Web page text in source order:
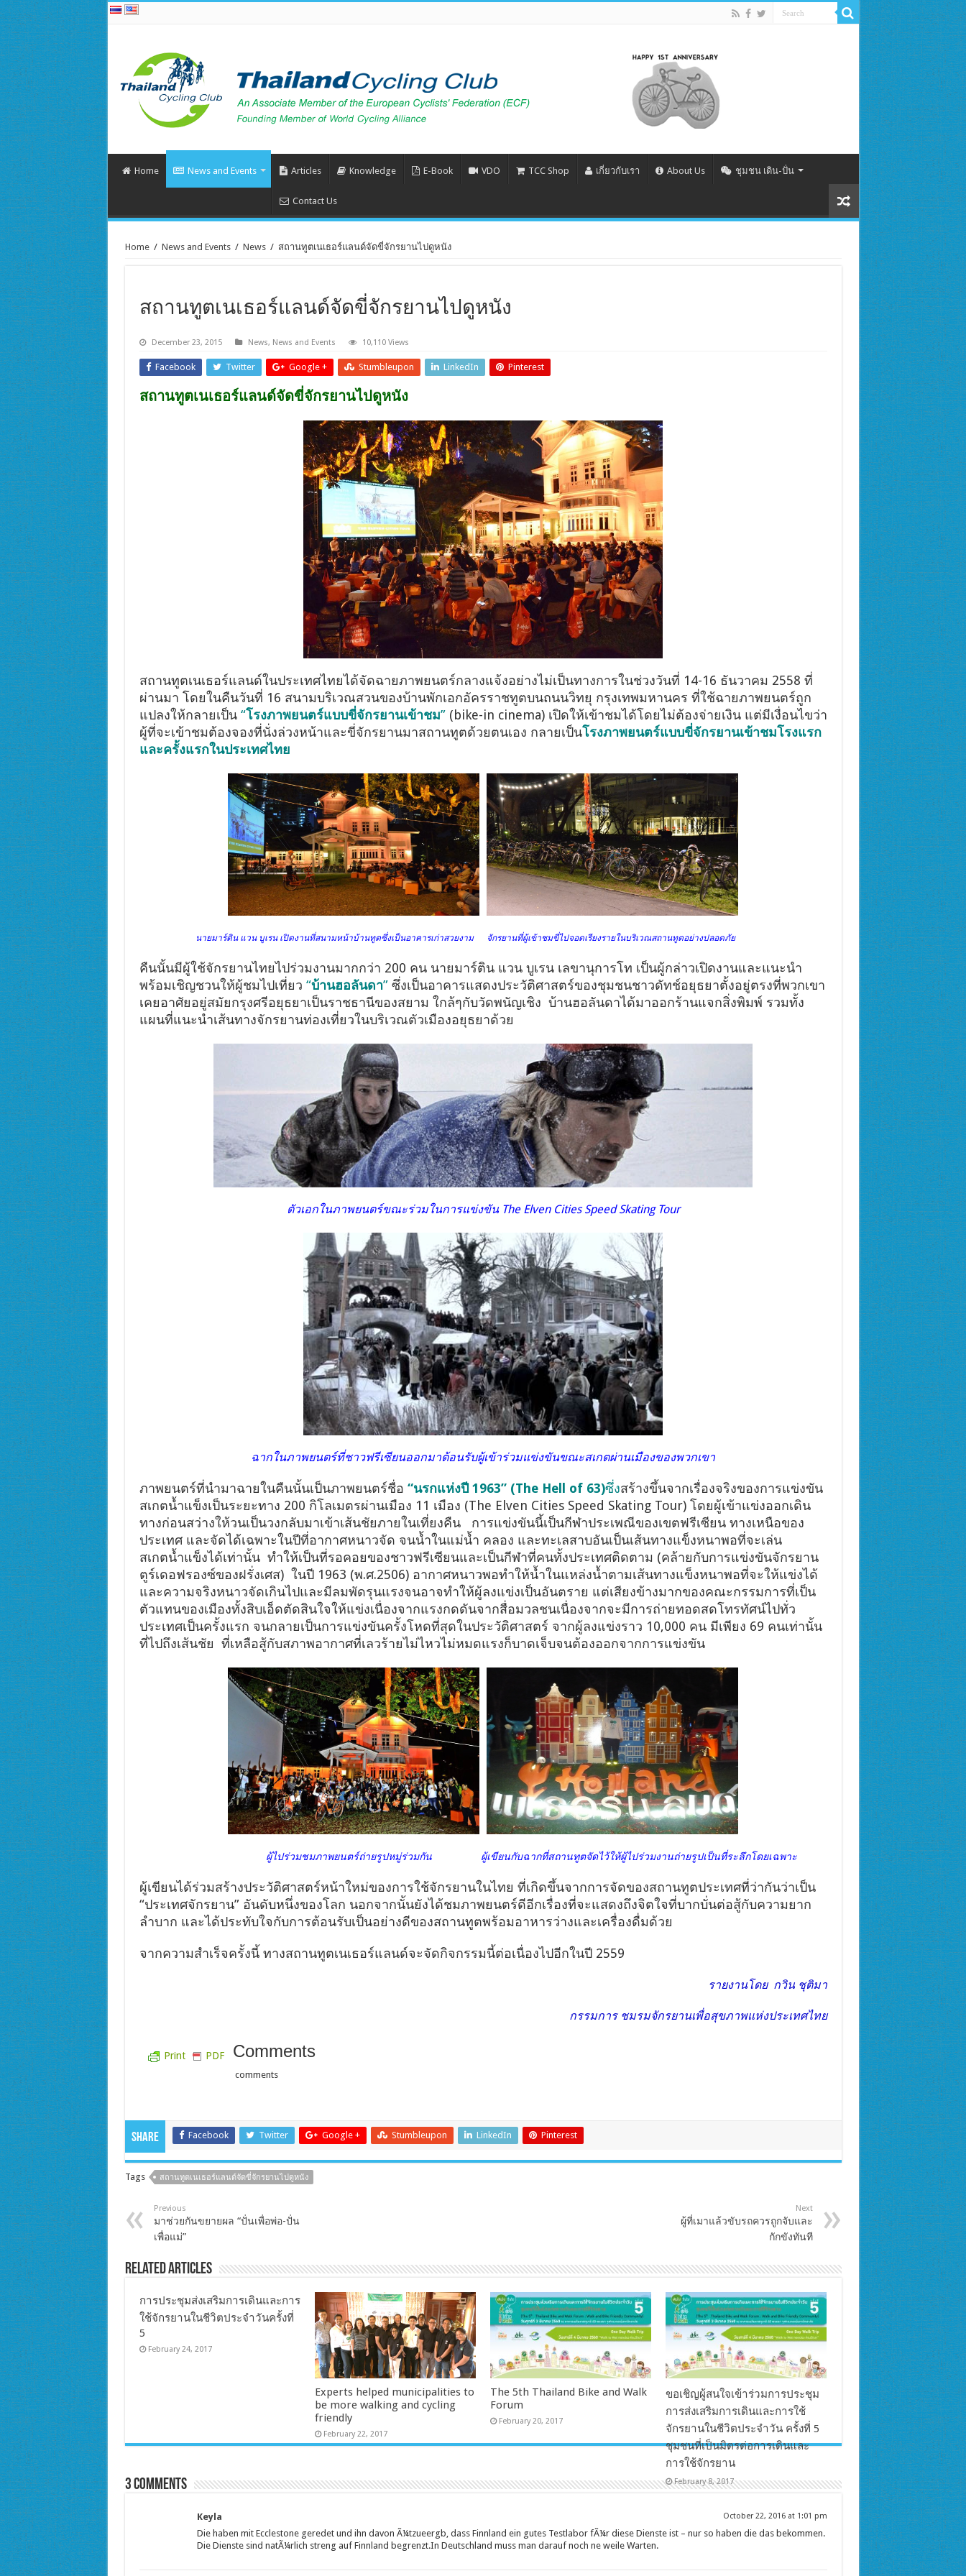
Home News and Events Articles Knowledge E-Book VDO TCC Shop เกี่ยวกับเรา About Us ชุมชน เดิน-ปั่น
Contact Us
Home / News and Events / News / สถานทูตเนเธอร์แลนด์จัดขี่จักรยานไปดูหนัง
สถานทูตเนเธอร์แลนด์จัดขี่จักรยานไปดูหนัง
December 23, 2015 News, News and Events 10,110 Views
Facebook Twitter Google + Stumbleupon LinkedIn Pinterest
สถานทูตเนเธอร์แลนด์จัดขี่จักรยานไปดูหนัง
สถานทูตเนเธอร์แลนด์ในประเทศไทยได้จัดฉายภาพยนตร์กลางแจ้งอย่างไม่เป็นทางการในช่วงวันที่ 14-16 ธันวาคม 2558 ที่
ผ่านมา โดยในคืนวันที่ 16 สนามบริเวณสวนของบ้านพักเอกอัครราชทูตบนถนนวิทยุ กรุงเทพมหานคร ที่ใช้ฉายภาพยนตร์ถูก
แปลงให้กลายเป็น “โรงภาพยนตร์แบบขี่จักรยานเข้าชม”(bike-in cinema) เปิดให้เข้าชมได้โดยไม่ต้องจ่ายเงิน แต่มีเงื่อนไขว่า
ผู้ที่จะเข้าชมต้องจองที่นั่งล่วงหน้าและขี่จักรยานมาสถานทูตด้วยตนเอง กลายเป็นโรงภาพยนตร์แบบขี่จักรยานเข้าชมโรงแรก
และครั้งแรกในประเทศไทย
นายมาร์ติน แวน บูเรน เปิดงานที่สนามหน้าบ้านทูตซึ่งเป็นอาคารเก่าสวยงาม จักรยานที่ผู้เข้าชมขี่ไปจอดเรียงรายในบริเวณสถานทูตอย่างปลอดภัย
คืนนั้นมีผู้ใช้จักรยานไทยไปร่วมงานมากกว่า 200 คน นายมาร์ติน แวน บูเรน เลขานุการโท เป็นผู้กล่าวเปิดงานและแนะนำ
พร้อมเชิญชวนให้ผู้ชมไปเที่ยว “บ้านฮอลันดา” ซึ่งเป็นอาคารแสดงประวัติศาสตร์ของชุมชนชาวดัทช์อยุธยาตั้งอยู่ตรงที่พวกเขา
เคยอาศัยอยู่สมัยกรุงศรีอยุธยาเป็นราชธานีของสยาม ใกล้ๆกับวัดพนัญเชิง บ้านฮอลันดาได้มาออกร้านแจกสิ่งพิมพ์ รวมทั้ง
แผนที่แนะนำเส้นทางจักรยานท่องเที่ยวในบริเวณตัวเมืองอยุธยาด้วย
ตัวเอกในภาพยนตร์ขณะร่วมในการแข่งขัน The Elven Cities Speed Skating Tour
ฉากในภาพยนตร์ที่ชาวฟรีเซียนออกมาต้อนรับผู้เข้าร่วมแข่งขันขณะสเกตผ่านเมืองของพวกเขา
ภาพยนตร์ที่นำมาฉายในคืนนั้นเป็นภาพยนตร์ชื่อ “นรกแห่งปี 1963” (The Hell of 63)ซึ่งสร้างขึ้นจากเรื่องจริงของการแข่งขัน
สเกตน้ำแข็งเป็นระยะทาง 200 กิโลเมตรผ่านเมือง 11 เมือง (The Elven Cities Speed Skating Tour) โดยผู้เข้าแข่งออกเดิน
ทางก่อนสว่างให้วนเป็นวงกลับมาเข้าเส้นชัยภายในเที่ยงคืน การแข่งขันนี้เป็นกีฬาประเพณีของเขตฟรีเซียน ทางเหนือของ
ประเทศ และจัดได้เฉพาะในปีที่อากาศหนาวจัด จนน้ำในแม่น้ำ คลอง และทะเลสาบอันเป็นเส้นทางแข็งหนาพอที่จะเล่น
สเกตน้ำแข็งได้เท่านั้น ทำให้เป็นที่รอคอยของชาวฟรีเซียนและเป็นกีฬาที่คนทั้งประเทศติดตาม (คล้ายกับการแข่งขันจักรยาน
ตูร์เดอฟรองซ์ของฝรั่งเศส) ในปี 1963 (พ.ศ.2506) อากาศหนาวพอทำให้น้ำในแหล่งน้ำตามเส้นทางแข็งหนาพอที่จะให้แข่งได้
และความจริงหนาวจัดเกินไปและมีลมพัดรุนแรงจนอาจทำให้ผู้ลงแข่งเป็นอันตราย แต่เสียงข้างมากของคณะกรรมการที่เป็น
ตัวแทนของเมืองทั้งสิบเอ็ดตัดสินใจให้แข่งเนื่องจากแรงกดดันจากสื่อมวลชนเนื่องจากจะมีการถ่ายทอดสดโทรทัศน์ไปทั่ว
ประเทศเป็นครั้งแรก จนกลายเป็นการแข่งขันครั้งโหดที่สุดในประวัติศาสตร์ จากผู้ลงแข่งราว 10,000 คน มีเพียง 69 คนเท่านั้น
ที่ไปถึงเส้นชัย ที่เหลือสู้กับสภาพอากาศที่เลวร้ายไม่ไหวไม่หมดแรงก็บาดเจ็บจนต้องออกจากการแข่งขัน
ผู้ไปร่วมชมภาพยนตร์ถ่ายรูปหมู่ร่วมกัน ผู้เขียนกับฉากที่สถานทูตจัดไว้ให้ผู้ไปร่วมงานถ่ายรูปเป็นที่ระลึกโดยเฉพาะ
ผู้เขียนได้ร่วมสร้างประวัติศาสตร์หน้าใหม่ของการใช้จักรยานในไทย ที่เกิดขึ้นจากการจัดของสถานทูตประเทศที่ว่ากันว่าเป็น
“ประเทศจักรยาน” อันดับหนึ่งของโลก นอกจากนั้นยังได้ชมภาพยนตร์ดีอีกเรื่องที่จะแสดงถึงจิตใจที่บากบั่นต่อสู้กับความยาก
ลำบาก และได้ประทับใจกับการต้อนรับเป็นอย่างดีของสถานทูตพร้อมอาหารว่างและเครื่องดื่มด้วย
จากความสำเร็จครั้งนี้ ทางสถานทูตเนเธอร์แลนด์จะจัดกิจกรรมนี้ต่อเนื่องไปอีกในปี 2559
รายงานโดย กวิน ชุติมา
กรรมการ ชมรมจักรยานเพื่อสุขภาพแห่งประเทศไทย
Print PDF Comments
comments
Share Facebook Twitter Google + Stumbleupon LinkedIn Pinterest
Tags สถานทูตเนเธอร์แลนด์จัดขี่จักรยานไปดูหนัง
Previous
มาช่วยกันขยายผล “ปั่นเพื่อพ่อ-ปั่น
เพื่อแม่”
Next
ผู้ที่เมาแล้วขับรถควรถูกจับและ
กักขังทันที
Related Articles
การประชุมส่งเสริมการเดินและการ
ใช้จักรยานในชีวิตประจำวันครั้งที่
5
February 24, 2017
Experts helped municipalities to
be more walking and cycling
friendly
February 22, 2017
The 5th Thailand Bike and Walk
Forum
February 20, 2017
ขอเชิญผู้สนใจเข้าร่วมการประชุม
การส่งเสริมการเดินและการใช้
จักรยานในชีวิตประจำวัน ครั้งที่ 5
ชุมชนที่เป็นมิตรต่อการเดินและ
การใช้จักรยาน
February 8, 2017
3 comments
Keyla October 22, 2016 at 1:01 pm
Die haben mit Ecclestone geredet und ihn davon Ã¼tzueergb, dass Finnland ein gutes Testlabor fÃ¼r diese Dienste ist – nur so haben die das bekommen.
Die Dienste sind natÃ¼rlich streng auf Finnland begrenzt.In Deutschland muss man darauf noch ne weile Warten.